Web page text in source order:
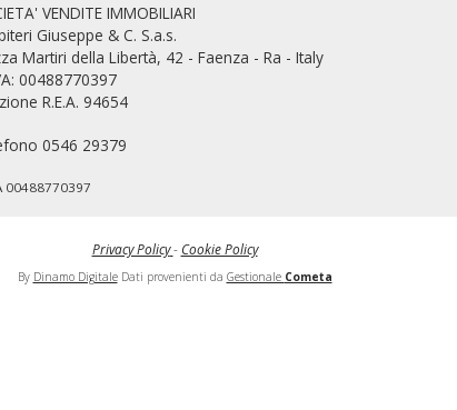
VENDITE IMMOBILIARI
Giuseppe & C. S.a.s.
Martiri della Libertà, 42 - Faenza - Ra - Italy
00488770397
R.E.A. 94654
0546 29379
00488770397
Privacy Policy - Cookie Policy
By Dinamo Digitale Dati provenienti da Gestionale Cometa